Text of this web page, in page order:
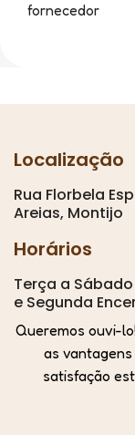
fornecedor
Localização
Rua Florbela
Areias, Montijo
Horários
Terça a Sábado
e Segunda
Queremos ouvi-
as vantagens
satisfação